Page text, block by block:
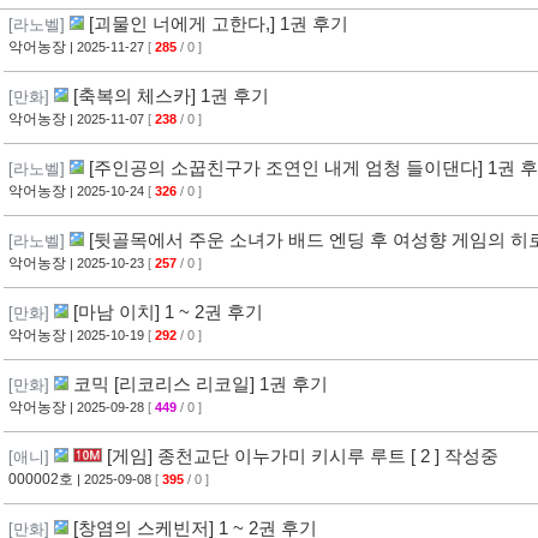
[라노벨] [괴물인 너에게 고한다,] 1권 후기
악어농장 | 2025-11-27 [ 285 / 0 ]
[만화] [축복의 체스카] 1권 후기
악어농장 | 2025-11-07 [ 238 / 0 ]
[라노벨] [주인공의 소꿉친구가 조연인 내게 엄청 들이댄다] 1권
악어농장 | 2025-10-24 [ 326 / 0 ]
[라노벨] [뒷골목에서 주운 소녀가 배드 엔딩 후 여성향 게임의 히
악어농장 | 2025-10-23 [ 257 / 0 ]
[만화] [마남 이치] 1 ~ 2권 후기
악어농장 | 2025-10-19 [ 292 / 0 ]
[만화] 코믹 [리코리스 리코일] 1권 후기
악어농장 | 2025-09-28 [ 449 / 0 ]
[애니] [게임] 종천교단 이누가미 키시루 루트 [ 2 ] 작성중
000002호 | 2025-09-08 [ 395 / 0 ]
[만화] [창염의 스케빈저] 1 ~ 2권 후기